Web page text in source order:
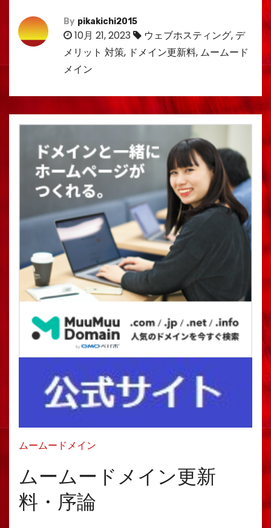
By pikakichi2015
10月 21, 2023 ウェブホスティング, デ
メリット 対策, ドメイン更新料, ムームード
メイン
ムームードメイン
ムームードメイン更新
料・序論